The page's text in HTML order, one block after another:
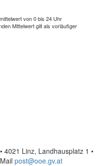
von 0 bis 24 Uhr
Mittelwert gilt als vorläufiger
4021 Linz, Landhausplatz 1 •
post@ooe.gv.at